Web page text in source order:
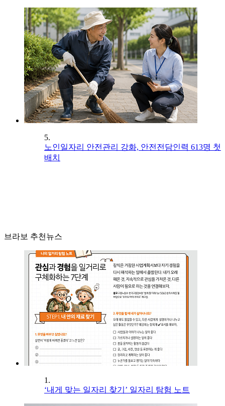
5.
노인일자리 안전관리 강화, 안전전담인력 613명 첫
배치
브라보 추천뉴스
1.
‘내게 맞는 일자리 찾기’ 일자리 탐험 노트